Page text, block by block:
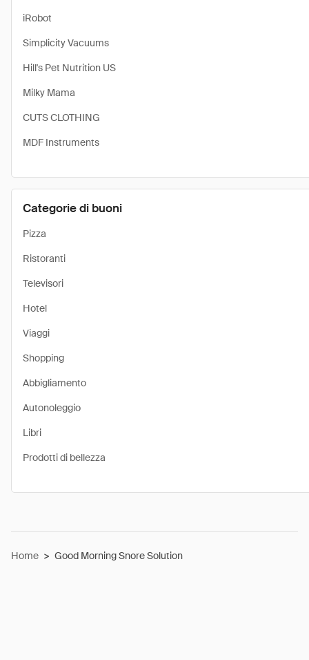
iRobot
Simplicity Vacuums
Hill's Pet Nutrition US
Milky Mama
CUTS CLOTHING
MDF Instruments
Categorie di buoni
Pizza
Ristoranti
Televisori
Hotel
Viaggi
Shopping
Abbigliamento
Autonoleggio
Libri
Prodotti di bellezza
Home > Good Morning Snore Solution